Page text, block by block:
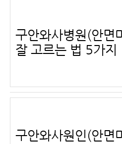
구안와사병원(안면
잘 고르는 법 5가지
구안와사원인(안면